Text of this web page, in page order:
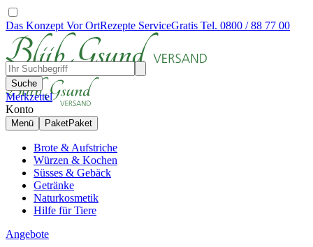
Das Konzept Vor OrtRezepte ServiceGratis Tel. 0800 / 88 77 00
Suche
Merkzettel
Konto
Menü PaketPaket
Brote & Aufstriche
Würzen & Kochen
Süsses & Gebäck
Getränke
Naturkosmetik
Hilfe für Tiere
Angebote